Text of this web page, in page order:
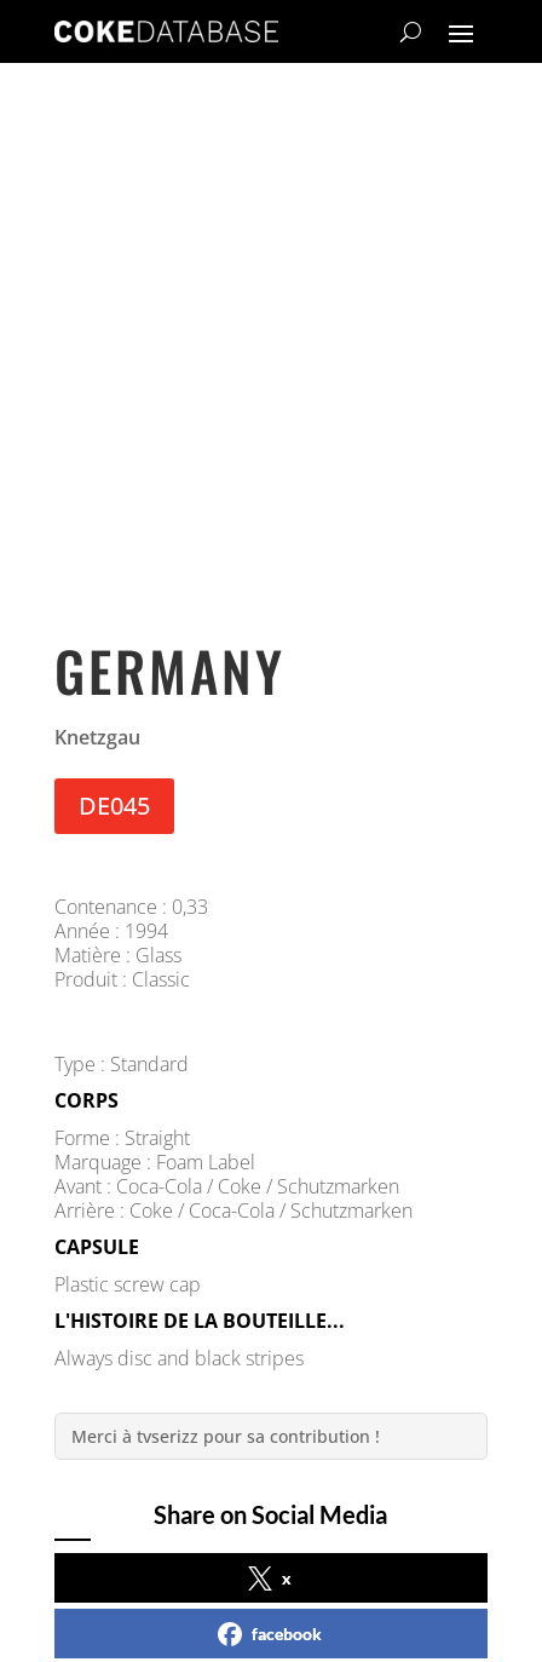
GERMANY
Knetzgau
DE045
Contenance : 0,33
Année : 1994
Matière : Glass
Produit : Classic
Type : Standard
CORPS
Forme : Straight
Marquage : Foam Label
Avant : Coca-Cola / Coke / Schutzmarken
Arrière : Coke / Coca-Cola / Schutzmarken
CAPSULE
Plastic screw cap
L'HISTOIRE DE LA BOUTEILLE...
Always disc and black stripes
Merci à tvserizz pour sa contribution !
Share on Social Media
x
facebook